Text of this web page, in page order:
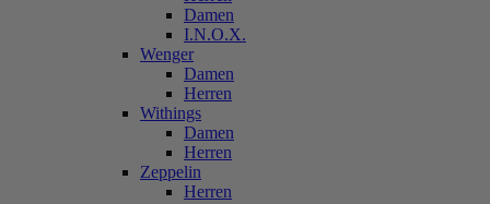
Damen
I.N.O.X.
Wenger
Damen
Herren
Withings
Damen
Herren
Zeppelin
Herren